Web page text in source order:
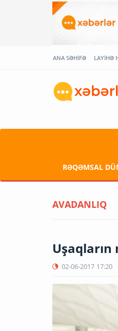
ANA SƏHİFƏ LAYİHƏ
RƏQƏMSAL
AVADANLIQ
02-06-2017 17:20